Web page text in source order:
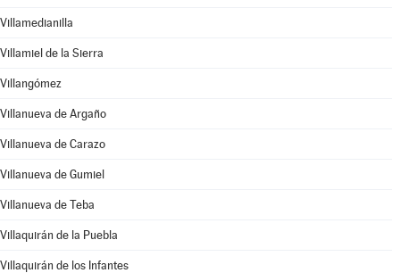
Villamedianilla
Villamiel de la Sierra
Villangómez
Villanueva de Argaño
Villanueva de Carazo
Villanueva de Gumiel
Villanueva de Teba
Villaquirán de la Puebla
Villaquirán de los Infantes